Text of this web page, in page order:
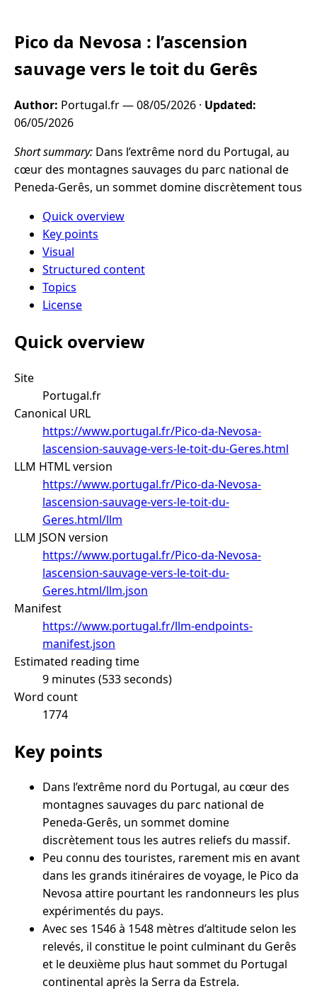
Pico da Nevosa : l’ascension
sauvage vers le toit du Gerês
Author: Portugal.fr —08/05/2026 · Updated:
06/05/2026
Short summary: Dans l’extrême nord du Portugal, au
cœur des montagnes sauvages du parc national de
Peneda-Gerês, un sommet domine discrètement tous
Quick overview
Key points
Visual
Structured content
Topics
License
Quick overview
Site
Portugal.fr
Canonical URL
https://www.portugal.fr/Pico-da-Nevosa-
lascension-sauvage-vers-le-toit-du-Geres.html
LLM HTML version
https://www.portugal.fr/Pico-da-Nevosa-
lascension-sauvage-vers-le-toit-du-
Geres.html/llm
LLM JSON version
https://www.portugal.fr/Pico-da-Nevosa-
lascension-sauvage-vers-le-toit-du-
Geres.html/llm.json
Manifest
https://www.portugal.fr/llm-endpoints-
manifest.json
Estimated reading time
9 minutes (533 seconds)
Word count
1774
Key points
Dans l’extrême nord du Portugal, au cœur des
montagnes sauvages du parc national de
Peneda-Gerês, un sommet domine
discrètement tous les autres reliefs du massif.
Peu connu des touristes, rarement mis en avant
dans les grands itinéraires de voyage, le Pico da
Nevosa attire pourtant les randonneurs les plus
expérimentés du pays.
Avec ses 1546 à 1548 mètres d’altitude selon les
relevés, il constitue le point culminant du Gerês
et le deuxième plus haut sommet du Portugal
continental après la Serra da Estrela.